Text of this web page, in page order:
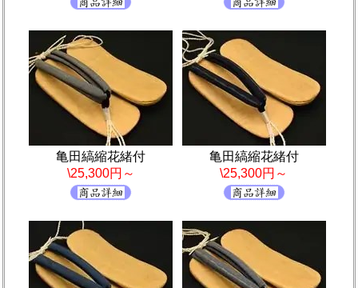
亀田縞縮花緒付
\25,300円～
亀田縞縮花緒付
\25,300円～